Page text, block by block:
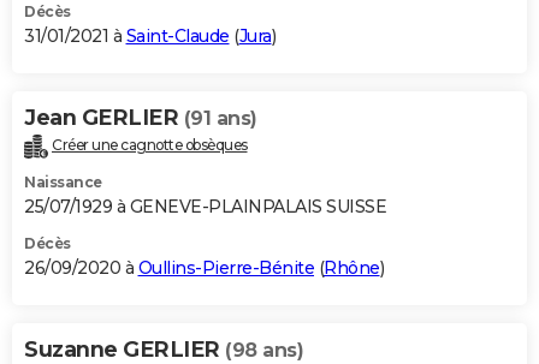
Décès
31/01/2021 à Saint-Claude (Jura)
Jean GERLIER (91 ans)
Créer une cagnotte obsèques
Naissance
25/07/1929 à GENEVE-PLAINPALAIS SUISSE
Décès
26/09/2020 à Oullins-Pierre-Bénite (Rhône)
Suzanne GERLIER (98 ans)